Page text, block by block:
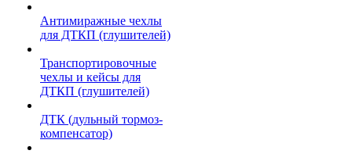
Антимиражные чехлы
для ДТКП (глушителей)
Транспортировочные
чехлы и кейсы для
ДТКП (глушителей)
ДТК (дульный тормоз-
компенсатор)